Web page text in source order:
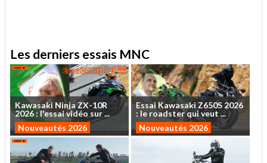
Les derniers essais MNC
Kawasaki NinjaZX-10R
2026: l'essaividéo sur...
Nouveautés 2026
Essai Kawasaki Z650S 2026
: le roadsterquiveut ...
Nouveautés 2026